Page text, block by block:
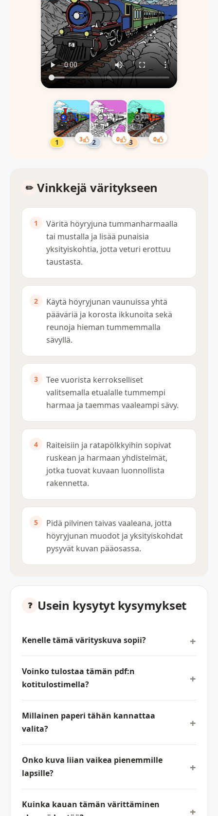
3 0 0
Vinkkejä väritykseen
Väritä höyryjuna tummanharmaalla
tai mustalla ja lisää punaisia
yksityiskohtia, jotta veturi erottuu
taustasta.
Käytä höyryjunan vaunuissa yhtä
pääväriä ja korosta ikkunoita sekä
reunoja hieman tummemmalla
sävyllä.
Tee vuorista kerrokselliset
valitsemalla etualalle tummempi
harmaa ja taemmas vaaleampi sävy.
Raiteisiin ja ratapölkkyihin sopivat
ruskean ja harmaan yhdistelmät,
jotka tuovat kuvaan luonnollista
rakennetta.
Pidä pilvinen taivas vaaleana, jotta
höyryjunan muodot ja yksityiskohdat
pysyvät kuvan pääosassa.
Usein kysytyt kysymykset
Kenelle tämä värityskuva sopii?
Voinko tulostaa tämän pdf:n
kotitulostimella?
Millainen paperi tähän kannattaa
valita?
Onko kuva liian vaikea pienemmille
lapsille?
Kuinka kauan tämän värittäminen